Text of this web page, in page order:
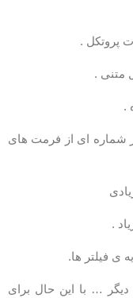
.
.
ای از فرمت های
.
فیلتر ها.
… با این حال برای